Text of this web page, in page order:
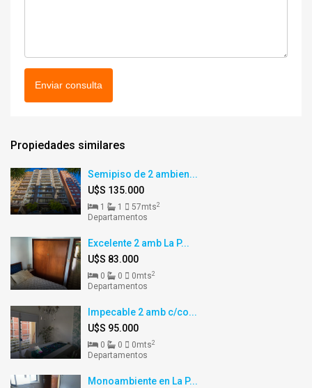
Enviar consulta
Propiedades similares
Semipiso de 2 ambien...
U$S 135.000
1 1 57mts2
Departamentos
Excelente 2 amb La P...
U$S 83.000
0 0 0mts2
Departamentos
Impecable 2 amb c/co...
U$S 95.000
0 0 0mts2
Departamentos
Monoambiente en La P...